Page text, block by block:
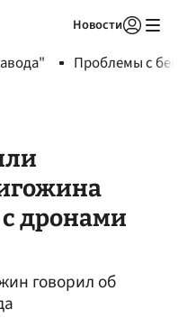
Новости
Проблемы с
дронами
говорил об